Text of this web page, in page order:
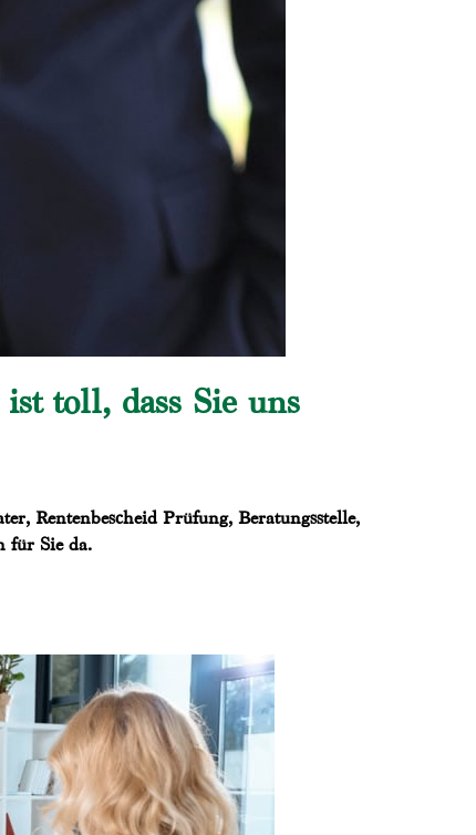
ist toll, dass Sie uns
Rentenbescheid Prüfung, Beratungsstelle,
für Sie da.